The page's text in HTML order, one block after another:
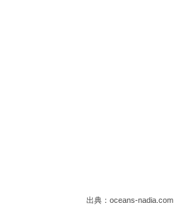
出典：oceans-nadia.com